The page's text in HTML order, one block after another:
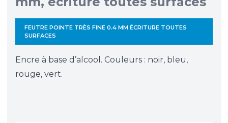
FEUTRE POINTE TRÈS FINE 0.4 MM ÉCRITURE TOUTES
SURFACES
Encre à base d’alcool. Couleurs : noir, bleu,
rouge, vert.